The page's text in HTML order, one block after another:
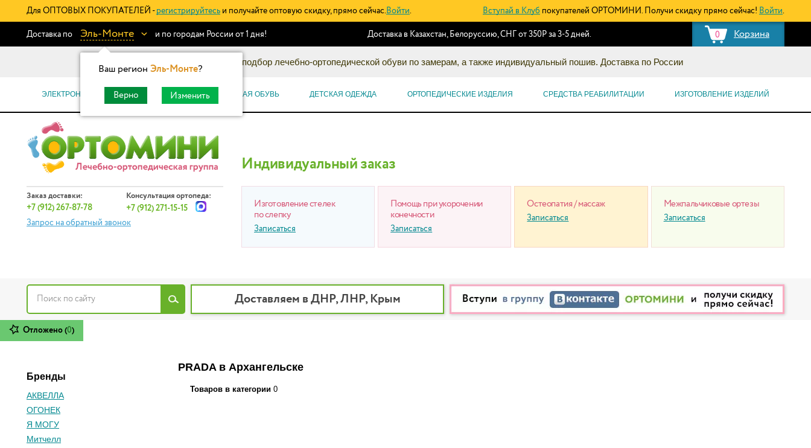
Для ОПТОВЫХ ПОКУПАТЕЛЕЙ - регистрируйтесь и получайте оптовую скидку, прямо сейчас.Войти. Вступай в Клуб покупателей ОРТОМИНИ. Получи скидку прямо сейчас! Войти.
Доставка по Эль-Монте
Ваш регион Эль-Монте?
Верно Изменить
и по городам России от 1 дня! 0 Корзина
Доставка в Казахстан, Белоруссию, СНГ от 350Р за 3-5 дней.
Информационный каталог: подбор лечебно-ортопедической обуви по замерам, а также индивидуальный пошив. Доставка по России
ЭЛЕКТРОННЫЕ СЕРТИФИКАТЫ ОРТОПЕДИЧЕСКАЯ ОБУВЬ ДЕТСКАЯ ОДЕЖДА ОРТОПЕДИЧЕСКИЕ ИЗДЕЛИЯ СРЕДСТВА РЕАБИЛИТАЦИИ ИЗГОТОВЛЕНИЕ ИЗДЕЛИЙ
Заказ доставки:
+7 (912) 267-87-78
Консультация ортопеда:
+7 (912) 271-15-15
Запрос на обратный звонок
Индивидуальный заказ
Изготовление стелек
по слепку
Записаться
Помощь при укорочении
конечности
Записаться
Остеопатия / массаж
Записаться
Межпальчиковые ортезы
Записаться
Доставляем в ДНР, ЛНР, Крым
Отложено (0)
Бренды
АКВЕЛЛА
ОГОНЕК
Я МОГУ
Митчелл
PRADA в Архангельске
Товаров в категории 0